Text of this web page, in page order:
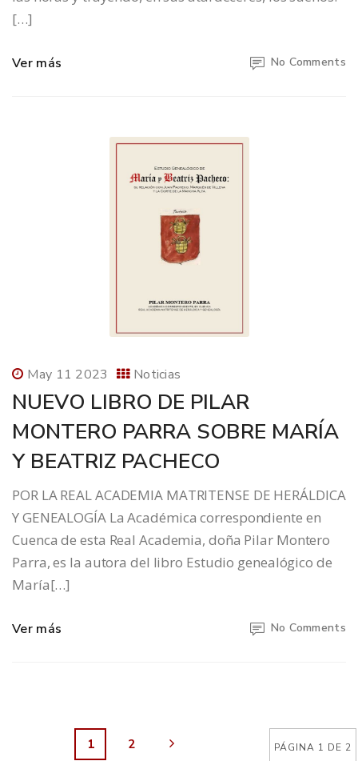
[…]
Ver más No Comments
May 11 2023 Noticias
NUEVO LIBRO DE PILAR
MONTERO PARRA SOBRE MARÍA
Y BEATRIZ PACHECO
POR LA REAL ACADEMIA MATRITENSE DE HERÁLDICA
Y GENEALOGÍA La Académica correspondiente en
Cuenca de esta Real Academia, doña Pilar Montero
Parra, es la autora del libro Estudio genealógico de
María[…]
Ver más No Comments
PÁGINA 1 DE 2
1 2